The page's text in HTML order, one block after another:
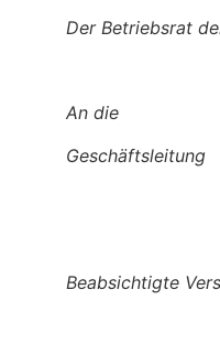
Der Betriebsrat
An die
Geschäftsleitung
Beabsichtigte